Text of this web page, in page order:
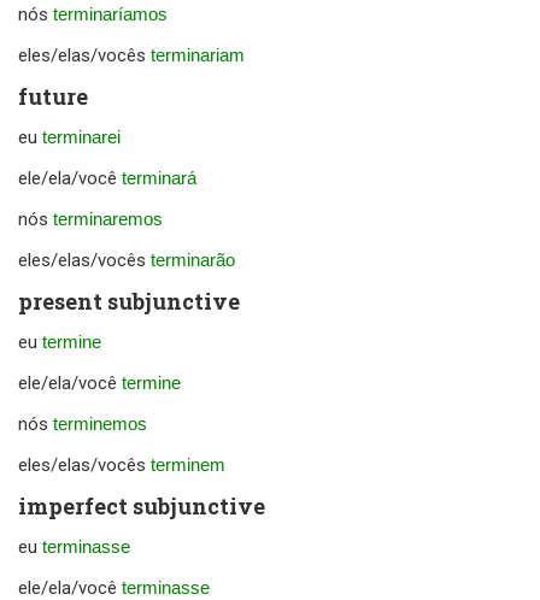
nós terminaríamos
eles/elas/vocês terminariam
future
eu terminarei
ele/ela/você terminará
nós terminaremos
eles/elas/vocês terminarão
present subjunctive
eu termine
ele/ela/você termine
nós terminemos
eles/elas/vocês terminem
imperfect subjunctive
eu terminasse
ele/ela/você terminasse